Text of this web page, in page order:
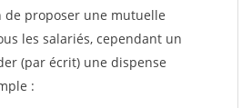
de proposer une mutuelle
les salariés, cependant un
(par écrit) une dispense
: